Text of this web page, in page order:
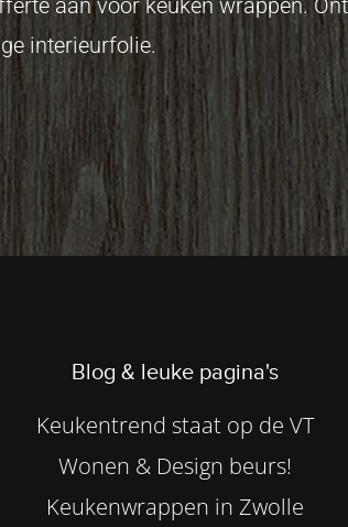
aan voor keuken wrappen.
interieurfolie.
Blog & leuke pagina's
Keukentrend staat op de VT
Wonen & Design beurs!
Keukenwrappen in Zwolle